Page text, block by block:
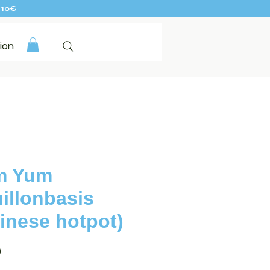
10€
Yum
hotpot)